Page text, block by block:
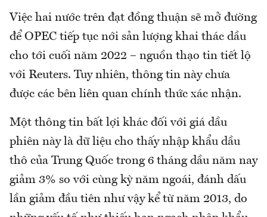
Việc hai nước trên đạt đồng thuận sẽ mở đường
để OPEC tiếp tục nới sản lượng khai thác dầu
cho tới cuối năm 2022 – nguồn thạo tin tiết lộ
với Reuters. Tuy nhiên, thông tin này chưa
được các bên liên quan chính thức xác nhận.
Một thông tin bất lợi khác đối với giá dầu
phiên này là dữ liệu cho thấy nhập khẩu dầu
thô của Trung Quốc trong 6 tháng dầu năm nay
giảm 3% so với cùng kỳ năm ngoái, đánh dấu
lần giảm đầu tiên như vậy kể từ năm 2013, do